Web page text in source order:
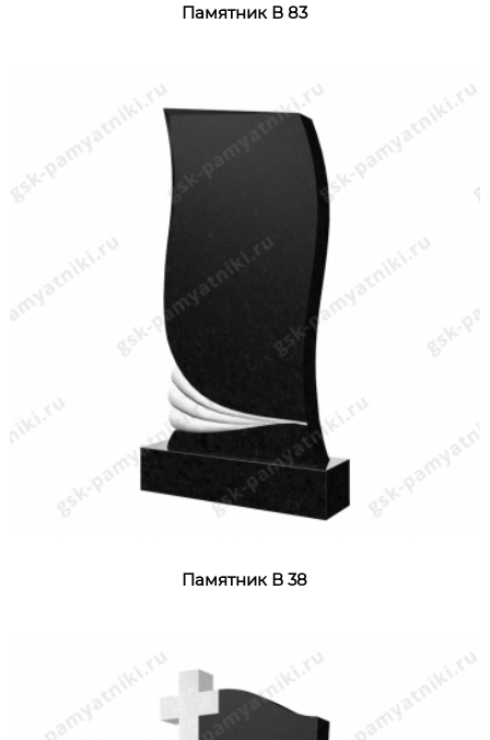
Памятник В 83
Памятник В 38